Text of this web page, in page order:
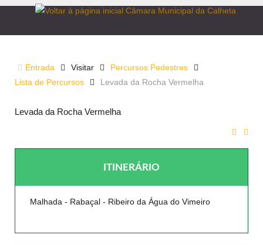
LEVADA DA ROCHA VERMELHA
Entrada Visitar
Percursos Pedestres
Lista de Percursos
Levada da Rocha Vermelha
Levada da Rocha Vermelha
ITINERÁRIO
Malhada - Rabaçal - Ribeiro da Água do Vimeiro